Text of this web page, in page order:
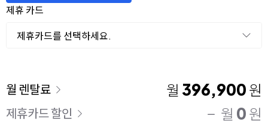
제휴 카드
제휴카드를 선택하세요.
이용 요금
월 렌탈료 월 396,900 원
제휴카드 할인 월 0 원